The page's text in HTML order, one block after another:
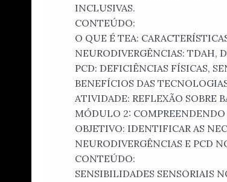
INCLUSIVAS.
CONTEÚDO:
O QUE É TEA:
NEURODIVERGÊNCIAS: TDAH,
PCD: DEFICIÊNCIAS FÍSICAS,
BENEFÍCIOS DAS
ATIVIDADE: REFLEXÃO SOBRE
MÓDULO 2: COMPREENDENDO
OBJETIVO: IDENTIFICAR AS
NEURODIVERGÊNCIAS E PCD
CONTEÚDO:
SENSIBILIDADES SENSORIAIS